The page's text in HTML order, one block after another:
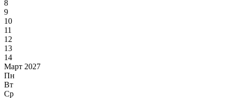
8
9
10
11
12
13
14
Март 2027
Пн
Вт
Ср